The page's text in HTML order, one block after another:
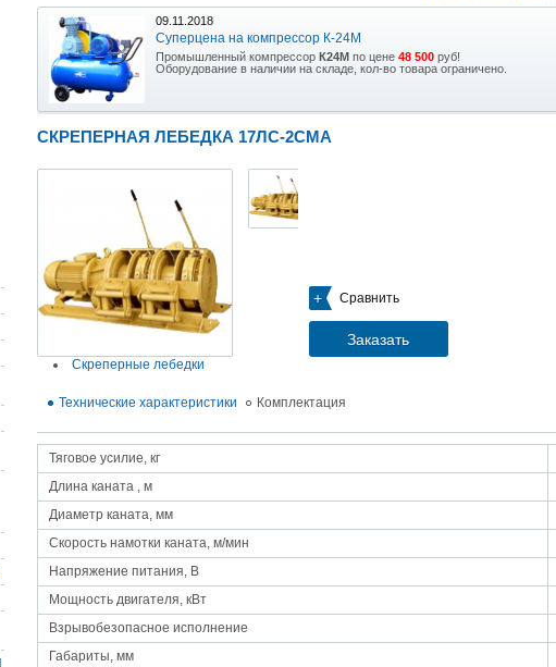
09.11.2018
Суперцена на компрессор К-24М
Промышленный компрессор К24М по цене 48 500 руб!
Оборудование в наличии на складе, кол-во товара ограничено.
15.10.2018
Уникальная возможность приобрести (в наличии на складе) тележку
05.09.2018
Новое поступление на склад насосов
Насосы Calpeda в НАЛИЧИИ
https://www.1nasos.ru/vodosnabzhenie-otoplenie/calpeda-mxh-203e
15.01.2018
Ручные насосы НБУ без торговой наценки!
Поступление насосов НБУ 700-02 на склад в Спб. Купите сегодня по цене
Насос бочковой универсальный НБУ 700-02 предназначен для
масел из бочек и других емкостей и соответствует государственным
правилам и нормам.
15.01.2018
Оборудование в наличии на складе!!! Цены фиксированы!
Акция на Пневмонагнетатель ТОПОЛЬ 300 ТРАНСМИКС и
Товар имеется в наличии на складе.
28.02.2017
Наклонный подъемник Minor Escalera по цене 2014 года
Оборудование в наличии на складе.
Стоимость 260 000 руб!
СКРЕПЕРНАЯ ЛЕБЕДКА 17ЛС-2СМА
Сравнить
Заказать
Скреперные лебедки
Технические характеристики Комплектация
Тяговое усилие, кг
Длина каната , м
Диаметр каната, мм
Скорость намотки каната, м/мин
Напряжение питания, В
Мощность двигателя, кВт
Взрывобезопасное исполнение
Габариты, мм